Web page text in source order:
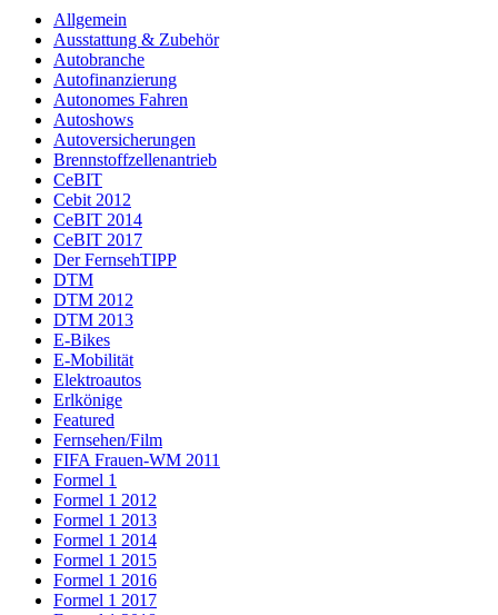
Allgemein
Ausstattung & Zubehör
Autobranche
Autofinanzierung
Autonomes Fahren
Autoshows
Autoversicherungen
Brennstoffzellenantrieb
CeBIT
Cebit 2012
CeBIT 2014
CeBIT 2017
Der FernsehTIPP
DTM
DTM 2012
DTM 2013
E-Bikes
E-Mobilität
Elektroautos
Erlkönige
Featured
Fernsehen/Film
FIFA Frauen-WM 2011
Formel 1
Formel 1 2012
Formel 1 2013
Formel 1 2014
Formel 1 2015
Formel 1 2016
Formel 1 2017